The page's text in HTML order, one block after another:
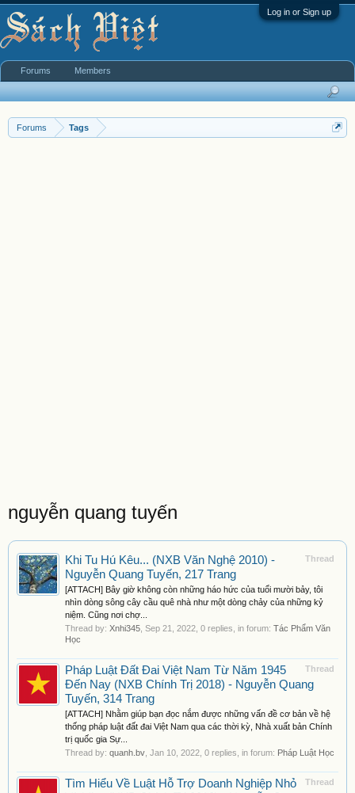
Log in or Sign up
Forums Tags
nguyễn quang tuyến
Thread
Khi Tu Hú Kêu... (NXB Văn Nghệ 2010) -
Nguyễn Quang Tuyến, 217 Trang
[ATTACH] Bây giờ không còn những háo hức của tuổi mười bảy, tôi
nhìn dòng sông cây cầu quê nhà như một dòng chảy của những kỷ
niệm. Cũng nơi chợ...
Thread by: Xnhi345 Sep 21, 2022 , 0 replies, in forum: Tác Phẩm Văn
Học
Thread
Pháp Luật Đất Đai Việt Nam Từ Năm 1945
Đến Nay (NXB Chính Trị 2018) - Nguyễn Quang
Tuyến, 314 Trang
[ATTACH] Nhằm giúp bạn đọc nắm được những vấn đề cơ bản về hệ
thống pháp luật đất đai Việt Nam qua các thời kỳ, Nhà xuất bản Chính
trị quốc gia Sự...
Thread by: quanh.bv Jan 10, 2022 , 0 replies, in forum: Pháp Luật Học
Thread
Tìm Hiểu Về Luật Hỗ Trợ Doanh Nghiệp Nhỏ
Forums Members